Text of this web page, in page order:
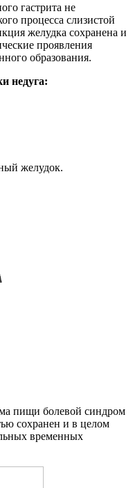
гастрита не
процесса слизистой
желудка сохранена и
проявления
образования.
недуга:
желудок.
пищи болевой синдром
сохранен и в целом
временных